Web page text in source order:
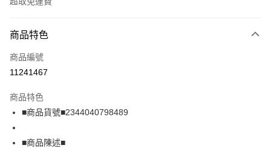
信用卡一次付款
超商取貨付款
Apple Pay
街口支付
商品特色
商品編號
11241467
商品特色
■商品貨號■2344040798489
■商品陳述■